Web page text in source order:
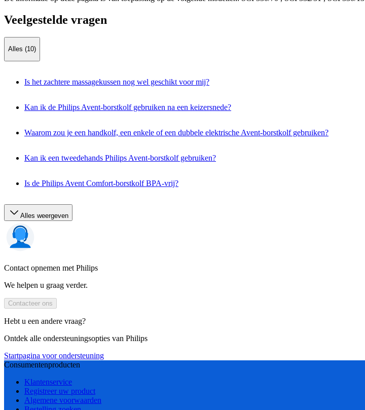
Veelgestelde vragen
Alles (10)
Is het zachtere massagekussen nog wel geschikt voor mij?
Kan ik de Philips Avent-borstkolf gebruiken na een keizersnede?
Waarom zou je een handkolf, een enkele of een dubbele elektrische Avent-borstkolf gebruiken?
Kan ik een tweedehands Philips Avent-borstkolf gebruiken?
Is de Philips Avent Comfort-borstkolf BPA-vrij?
Alles weergeven
Contact opnemen met Philips
We helpen u graag verder.
Contacteer ons
Hebt u een andere vraag?
Ontdek alle ondersteuningsopties van Philips
Startpagina voor ondersteuning
Consumentenproducten
Klantenservice
Registreer uw product
Algemene voorwaarden